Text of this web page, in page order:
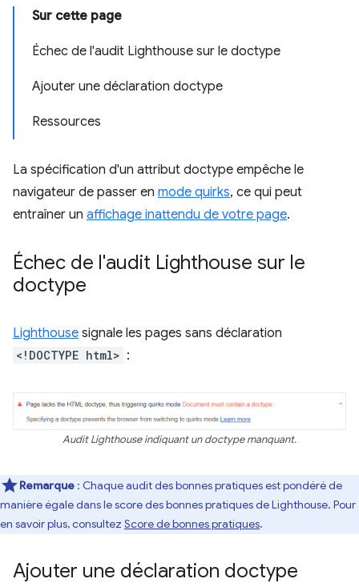
Sur cette page
Échec de l'audit Lighthouse sur le doctype
Ajouter une déclaration doctype
Ressources
La spécification d'un attribut doctype empêche le
navigateur de passer en mode quirks, ce qui peut
entraîner un affichage inattendu de votre page.
Échec de l'audit Lighthouse sur le
doctype
Lighthouse signale les pages sans déclaration
<!DOCTYPE html> :
Audit Lighthouse indiquant un doctype manquant.
Remarque : Chaque audit des bonnes pratiques est pondéré de
manière égale dans le score des bonnes pratiques de Lighthouse. Pour
en savoir plus, consultez Score de bonnes pratiques.
Ajouter une déclaration doctype